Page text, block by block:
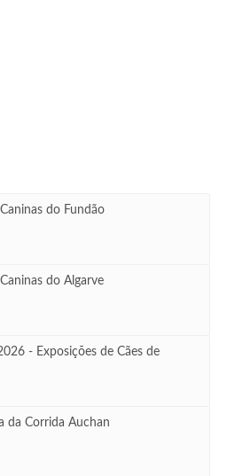
do Fundão
do Algarve
- Exposições de Cães de
da Corrida Auchan